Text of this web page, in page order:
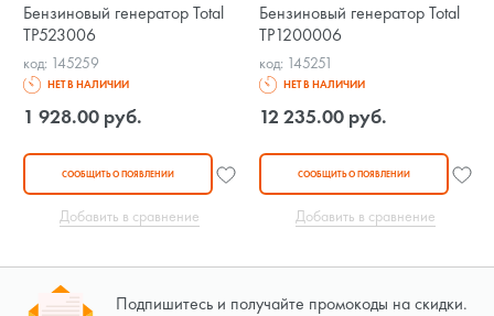
Бензиновый генератор Total
TP523006
код: 145259
НЕТ В НАЛИЧИИ
1 928.00 руб.
СООБЩИТЬ О ПОЯВЛЕНИИ
Добавить в сравнение
Бензиновый генератор Total
TP1200006
код: 145251
НЕТ В НАЛИЧИИ
12 235.00 руб.
СООБЩИТЬ О ПОЯВЛЕНИИ
Добавить в сравнение
Подпишитесь и получайте промокоды на скидки.